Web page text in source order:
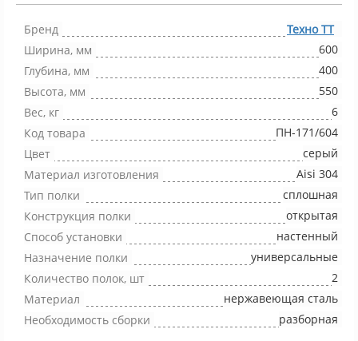
Бренд
Техно ТТ
Ширина, мм
600
Глубина, мм
400
Высота, мм
550
Вес, кг
6
Код товара
ПН-171/604
Цвет
серый
Материал изготовления
Aisi 304
Тип полки
сплошная
Конструкция полки
открытая
Способ установки
настенный
Назначение полки
универсальные
Количество полок, шт
2
Материал
нержавеющая сталь
Необходимость сборки
разборная